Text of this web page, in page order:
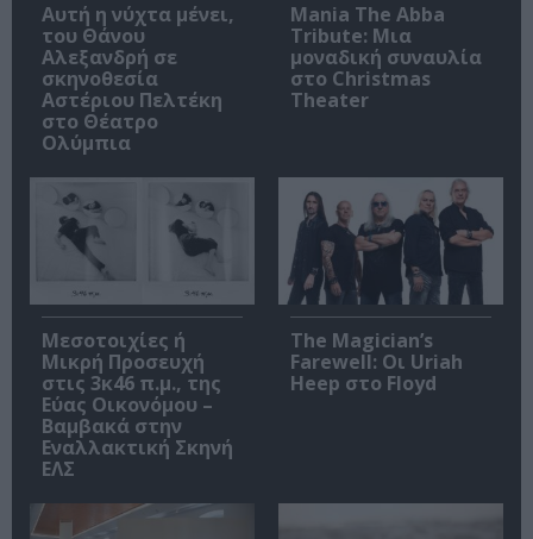
Αυτή η νύχτα μένει,
του Θάνου
Αλεξανδρή σε
σκηνοθεσία
Αστέριου Πελτέκη
στο Θέατρο
Ολύμπια
Mania The Abba
Tribute: Μια
μοναδική συναυλία
στο Christmas
Theater
Μεσοτοιχίες ή
Μικρή Προσευχή
στις 3κ46 π.μ., της
Εύας Οικονόμου –
Βαμβακά στην
Εναλλακτική Σκηνή
ΕΛΣ
The Magician’s
Farewell: Οι Uriah
Heep στο Floyd